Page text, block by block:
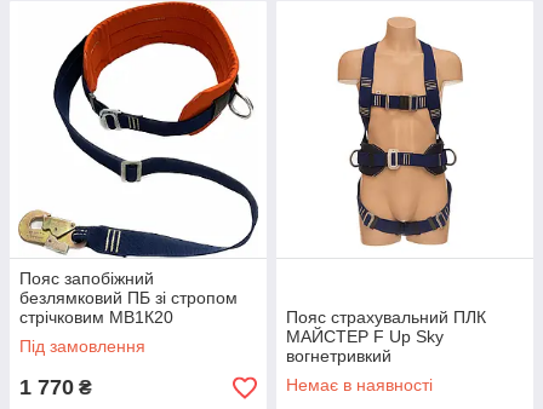
Пояс запобіжний
безлямковий ПБ зі стропом
стрічковим МВ1К20
(вогнетривкий) Up Sky
Під замовлення
1 770 ₴
Пояс страхувальний ПЛК
МАЙСТЕР F Up Sky
вогнетривкий
Немає в наявності